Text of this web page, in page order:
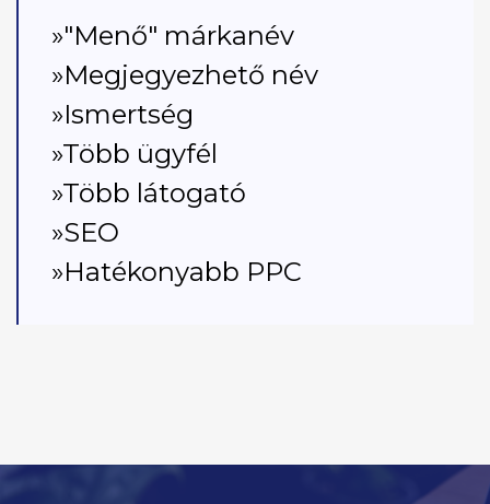
»"Menő" márkanév
»Megjegyezhető név
»Ismertség
»Több ügyfél
»Több látogató
»SEO
»Hatékonyabb PPC